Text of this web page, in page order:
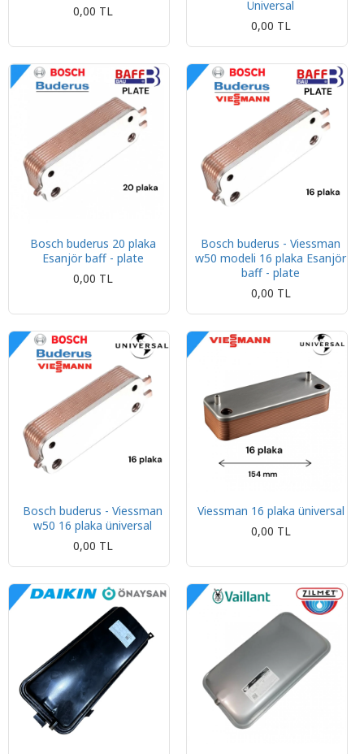
0,00 TL
Üniversal
0,00 TL
Bosch buderus 20 plaka
Esanjör baff - plate
0,00 TL
Bosch buderus - Viessman
w50 modeli 16 plaka Esanjör
baff - plate
0,00 TL
Bosch buderus - Viessman
w50 16 plaka üniversal
0,00 TL
Viessman 16 plaka üniversal
0,00 TL